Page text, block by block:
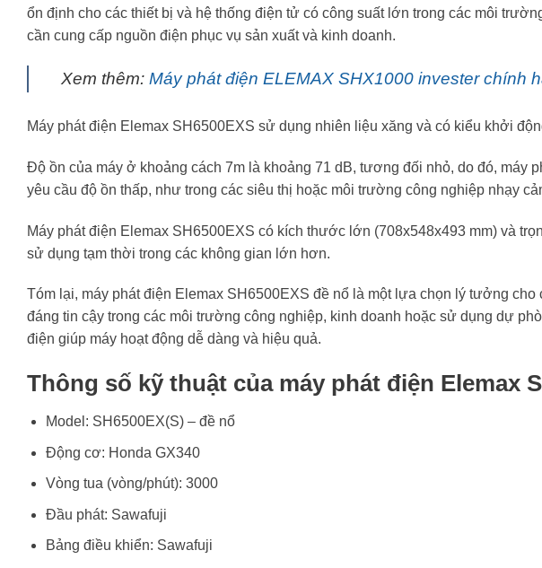
ổn định cho các thiết bị và hệ thống điện tử có công suất lớn trong các môi
cần cung cấp nguồn điện phục vụ sản xuất và kinh doanh.
Xem thêm: Máy phát điện ELEMAX SHX1000 invester chính
Máy phát điện Elemax SH6500EXS sử dụng nhiên liệu xăng và có kiểu khởi
Độ ồn của máy ở khoảng cách 7m là khoảng 71 dB, tương đối nhỏ, do đó, máy
yêu cầu độ ồn thấp, như trong các siêu thị hoặc môi trường công nghiệp nhạy
Máy phát điện Elemax SH6500EXS có kích thước lớn (708x548x493 mm) và
sử dụng tạm thời trong các không gian lớn hơn.
Tóm lại, máy phát điện Elemax SH6500EXS đề nổ là một lựa chọn lý tưởng
đáng tin cậy trong các môi trường công nghiệp, kinh doanh hoặc sử dụng dự
điện giúp máy hoạt động dễ dàng và hiệu quả.
Thông số kỹ thuật của máy phát điện Elemax
Model: SH6500EX(S) – đề nổ
Động cơ: Honda GX340
Vòng tua (vòng/phút): 3000
Đầu phát: Sawafuji
Bảng điều khiển: Sawafuji